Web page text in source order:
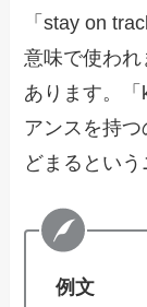
「stay on
意味で使わ
あります。
アンスを持
どまるという
例文